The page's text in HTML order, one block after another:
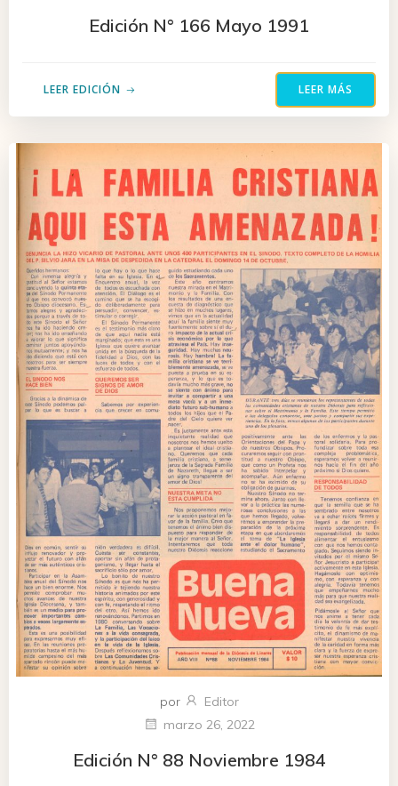
Edición N° 166 Mayo 1991
LEER EDICIÓN LEER MÁS
por
Editor
marzo 26, 2022
Edición N° 88 Noviembre 1984